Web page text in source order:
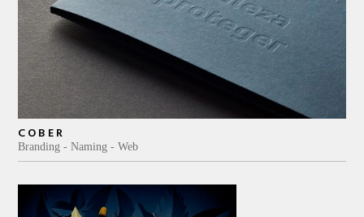
COBER
Branding Naming Web